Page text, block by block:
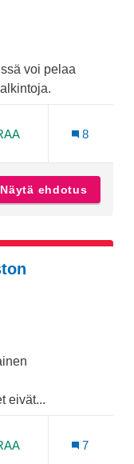
voi pelaa
8
Näytä ehdotus
eivät...
7